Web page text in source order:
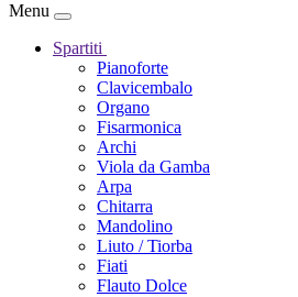
Menu
Spartiti
Pianoforte
Clavicembalo
Organo
Fisarmonica
Archi
Viola da Gamba
Arpa
Chitarra
Mandolino
Liuto / Tiorba
Fiati
Flauto Dolce